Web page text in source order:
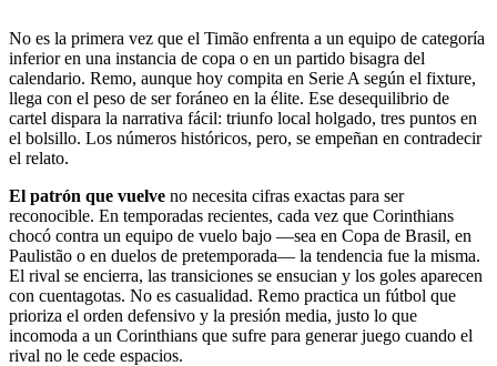
No es la primera vez que el Timão enfrenta a un equipo de categoría
inferior en una instancia de copa o en un partido bisagra del
calendario. Remo, aunque hoy compita en Serie A según el fixture,
llega con el peso de ser foráneo en la élite. Ese desequilibrio de
cartel dispara la narrativa fácil: triunfo local holgado, tres puntos en
el bolsillo. Los números históricos, pero, se empeñan en contradecir
el relato.
El patrón que vuelve no necesita cifras exactas para ser
reconocible. En temporadas recientes, cada vez que Corinthians
chocó contra un equipo de vuelo bajo —sea en Copa de Brasil, en
Paulistão o en duelos de pretemporada— la tendencia fue la misma.
El rival se encierra, las transiciones se ensucian y los goles aparecen
con cuentagotas. No es casualidad. Remo practica un fútbol que
prioriza el orden defensivo y la presión media, justo lo que
incomoda a un Corinthians que sufre para generar juego cuando el
rival no le cede espacios.